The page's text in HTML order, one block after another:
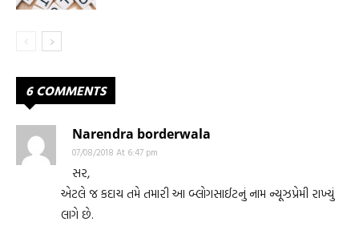
6 COMMENTS
Narendra borderwala
07/08/2018 At 6:47 pm
સર,
એટલે જ કદાચ તમે તમારી આ બ્લોગસાઈટનું નામ ન્યૂઝપ્રેમી રાખ્યું
લાગે છે.